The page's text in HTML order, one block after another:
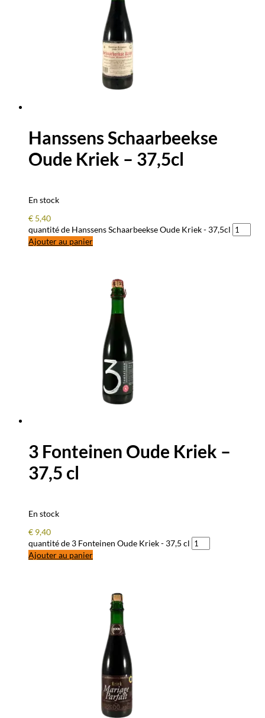
Hanssens Schaarbeekse
Oude Kriek – 37,5cl
En stock
€ 5,40
quantité de Hanssens Schaarbeekse Oude Kriek - 37,5cl
Ajouter au panier
3 Fonteinen Oude Kriek –
37,5 cl
En stock
€ 9,40
quantité de 3 Fonteinen Oude Kriek - 37,5 cl
Ajouter au panier